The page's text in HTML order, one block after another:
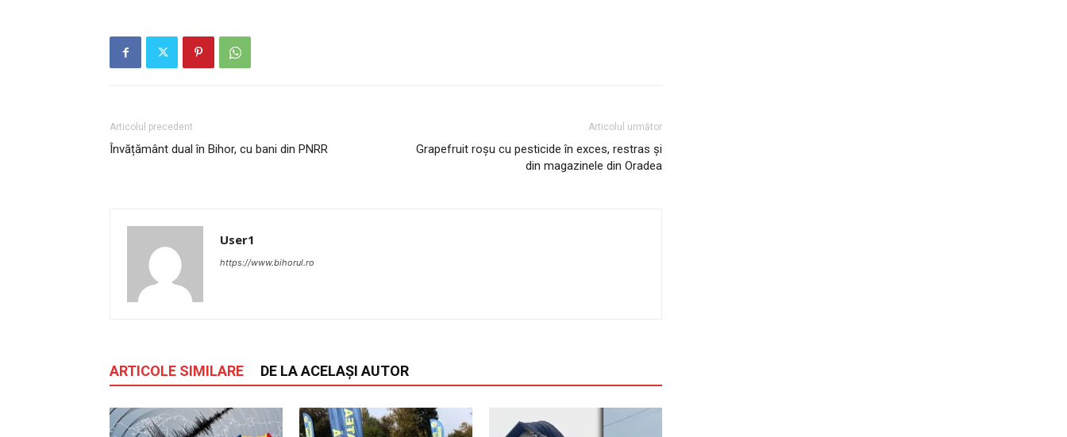
Articolul precedent
Învățământ dual în Bihor, cu bani din PNRR
Articolul următor
Grapefruit roșu cu pesticide în exces, restras și
din magazinele din Oradea
User1
https://www.bihorul.ro
ARTICOLE SIMILARE DE LA ACELAȘI AUTOR